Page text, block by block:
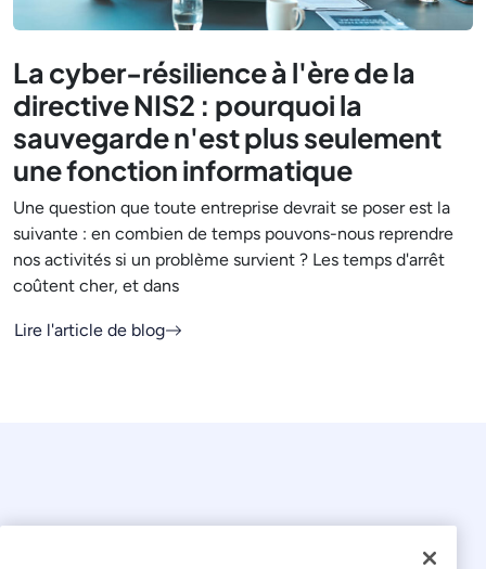
La cyber-résilience à l'ère de la
directive NIS2 : pourquoi la
sauvegarde n'est plus seulement
une fonction informatique
Une question que toute entreprise devrait se poser est la
suivante : en combien de temps pouvons-nous reprendre
nos activités si un problème survient ? Les temps d'arrêt
coûtent cher, et dans
Lire l'article de blog